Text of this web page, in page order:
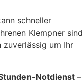
schneller
Klempner sind
um Ihr
Notdienst –